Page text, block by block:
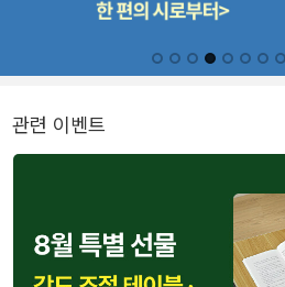
관련 이벤트